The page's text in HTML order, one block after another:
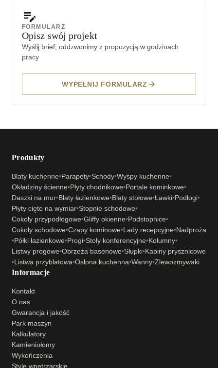
FORMULARZ
Opisz swój projekt
Wyślij brief, oddzwonimy z propozycją w godzinach
pracy
WYPEŁNIJ FORMULARZ
Produkty
Blaty kuchenne•Parapety•Schody•Wyspy kuchenne•
Okładziny ścienne•Płyty chodnikowe•Portale kominkowe•
Daszki na mur•Blaty łazienkowe•Blaty stołowe•Ławki•Podłogi•
Płyty cięte na wymiar•Stopnie schodowe•
Cokoły przypodłogowe•Gliffy okienne•Podstopnice•
Cokoły schodowe•Czapy kominowe•Lady recepcyjne•Nadproża
•Półki łazienkowe•Progi•Stoły konferencyjne•Kolumny•
Listwy progowe•Obrzeża basenowe•Słupki•Kabiny prysznicowe
•Listwa przyblatowa•Osłona kuchenna•Wanny•Zlewozmywaki
Informacje
Kontakt
O nas
Gwarancja i jakość
Park maszyn
Kalkulatory
Kamieniołomy
Wykończenia
Style wnętrzarskie